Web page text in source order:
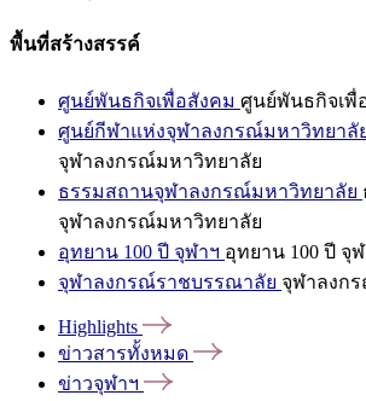
พื้นที่สร้างสรรค์
ศูนย์พันธกิจเพื่อสังคม ศูนย์พันธกิจเพื่
ศูนย์กีฬาแห่งจุฬาลงกรณ์มหาวิทยาลั
จุฬาลงกรณ์มหาวิทยาลัย
ธรรมสถานจุฬาลงกรณ์มหาวิทยาลัย
จุฬาลงกรณ์มหาวิทยาลัย
อุทยาน 100 ปี จุฬาฯ อุทยาน 100 ปี จุ
จุฬาลงกรณ์ราชบรรณาลัย จุฬาลงก
Highlights
ข่าวสารทั้งหมด
ข่าวจุฬาฯ